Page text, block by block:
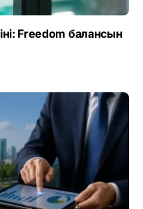
Freedom балансын